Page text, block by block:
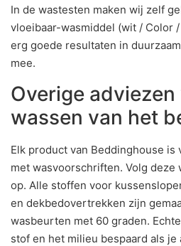
In de wastesten maken wij zelf
vloeibaar-wasmiddel (wit / Color
erg goede resultaten in
mee.
Overige
wassen van het
Elk product van Beddinghouse is
met wasvoorschriften. Volg
op. Alle stoffen voor
en dekbedovertrekken zijn
wasbeurten met 60 graden.
stof en het milieu bespaard als